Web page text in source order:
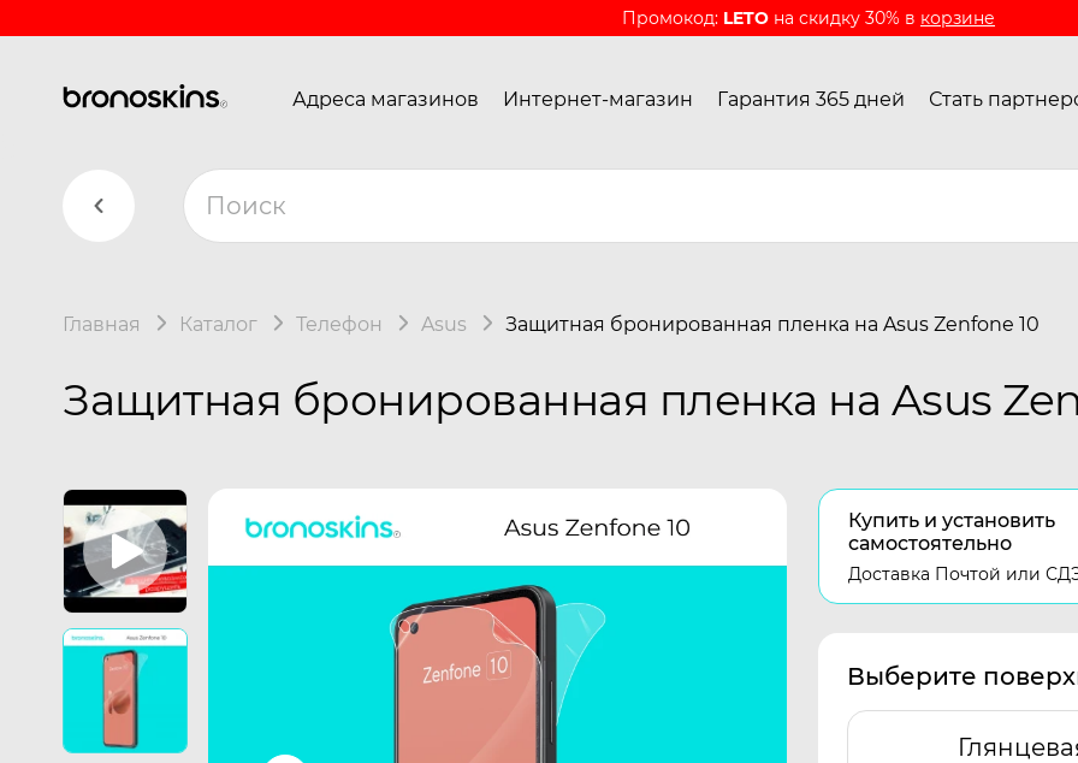
Промокод: LETO на скидку 30% в корзине
Адреса магазинов Интернет-магазин Гарантия 365 дней Стать
Главная Каталог Телефон Asus Защитная бронированная пленка на Asus Zenfone 10
Защитная бронированная пленка на Asus
Купить и установить
самостоятельно
Доставка Почтой или
Выберите